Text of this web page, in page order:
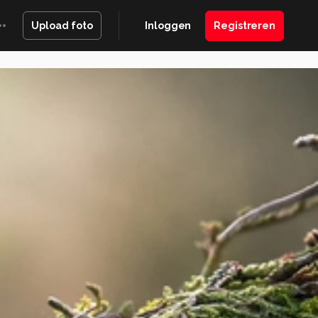
Upload foto Inloggen Registreren